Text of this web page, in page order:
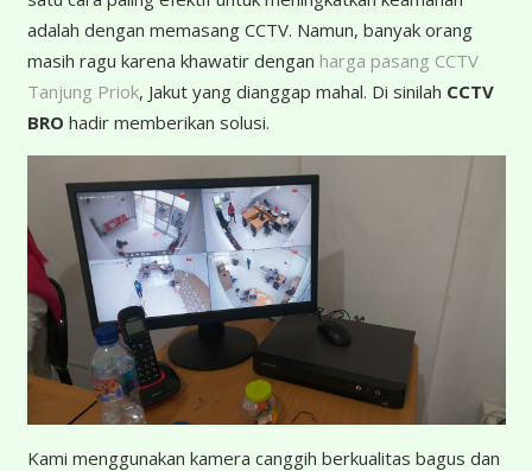
adalah dengan memasang CCTV. Namun, banyak orang
masih ragu karena khawatir dengan harga pasang CCTV
Tanjung Priok, Jakut yang dianggap mahal. Di sinilah CCTV
BRO hadir memberikan solusi.
Kami menggunakan kamera canggih berkualitas bagus dan